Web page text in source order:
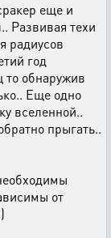
еще и
Развивая техи
радиусов
год
то обнаружив
Еще одно
вселенной..
прыгать..
от